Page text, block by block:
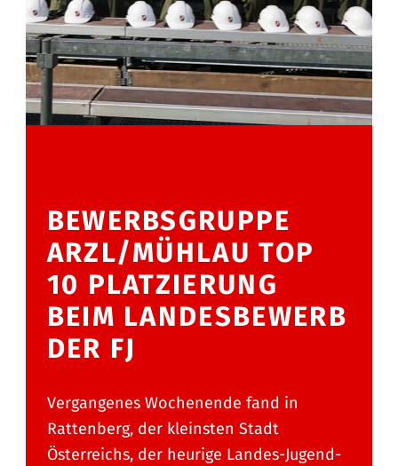
BEWERBSGRUPPE
ARZL/MÜHLAU TOP
10 PLATZIERUNG
BEIM LANDESBEWERB
DER FJ
Vergangenes Wochenende fand in
Rattenberg, der kleinsten Stadt
Österreichs, der heurige Landes-Jugend-